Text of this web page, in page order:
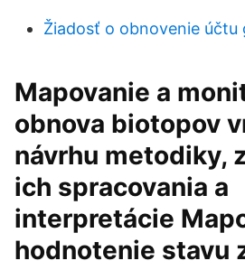
Žiadosť o obnovenie účtu
Mapovanie a
obnova biotopov
návrhu metodiky,
ich spracovania a
interpretácie
hodnotenie stavu